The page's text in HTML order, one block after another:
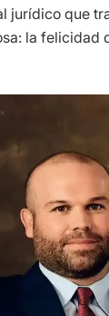
jurídico que
la felicidad